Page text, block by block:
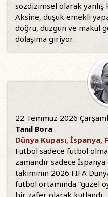
sözdizimsel olarak
Aksine, düşük emekli
doğru, düzgün ve makul
dolaşıma giriyor.
22 Temmuz 2026
Tanıl Bora
Dünya Kupası, İspanya,
Futbol sadece futbol
zamandır sadece
takımının 2026 FIFA
futbol ortamında “güzel
bir zafer olarak